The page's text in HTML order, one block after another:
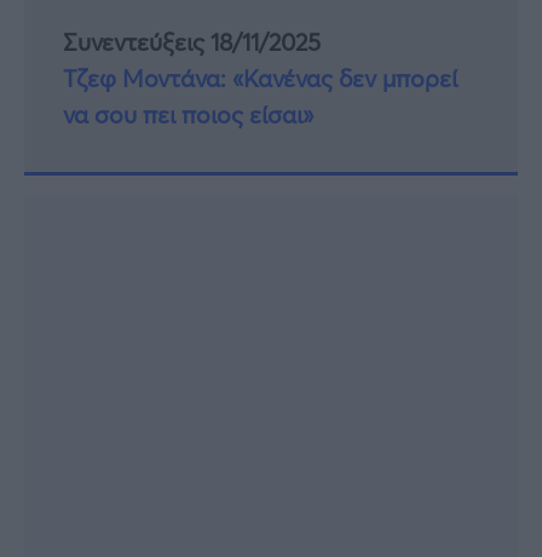
Συνεντεύξεις 18/11/2025
Τζεφ Μοντάνα: «Κανένας δεν μπορεί
να σου πει ποιος είσαι»